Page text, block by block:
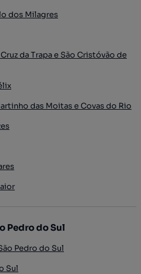
dos Milagres
da Trapa e São Cristóvão de
das Moitas e Covas do Rio
Pedro do Sul
Pedro do Sul
Sul